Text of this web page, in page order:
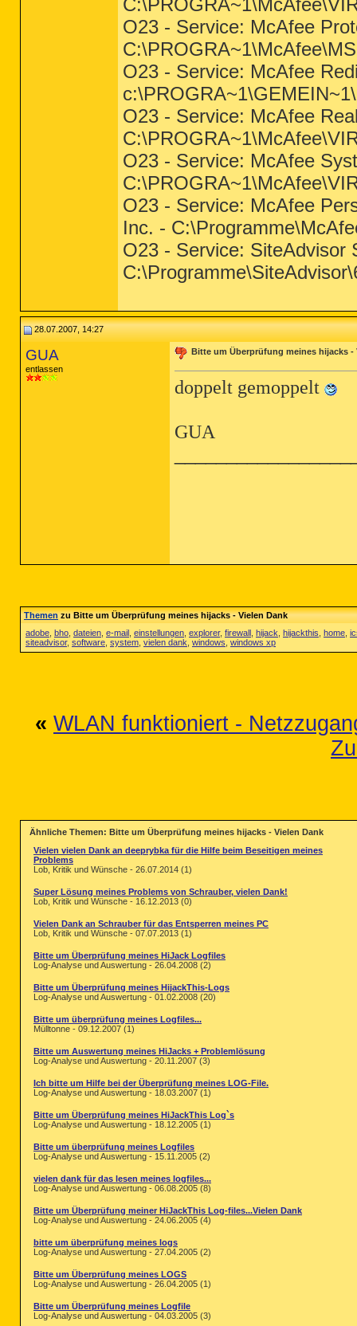
O23 - Service: McAfee
O23 - Service: McAfee
O23 - Service: McAfee
O23 - Service: McAfee
O23 - Service: McAfee
Inc. -
O23 - Service: SiteAdvisor
28.07.2007, 14:27
GUA
entlassen
Bitte um Überprüfung meines hijacks -
doppelt gemoppelt
GUA
Themenzu Bitte um Überprüfung meines hijacks - Vielen Dank
adobe bho dateien e-mail einstellungen explorer, firewall hijack hijackthis home
siteadvisor, software system vielen dank windows windows xp
« WLAN funktioniert -
Ähnliche Themen: Bitte um Überprüfung meines hijacks - Vielen Dank
Vielen vielen Dank an deeprybka für die Hilfe beim Beseitigen meines
Problems
Lob, Kritik und Wünsche - 26.07.2014 (1)
Super Lösung meines Problems von Schrauber, vielen Dank!
Lob, Kritik und Wünsche - 16.12.2013 (0)
Vielen Dank an Schrauber für das Entsperren meines PC
Lob, Kritik und Wünsche - 07.07.2013 (1)
Bitte um Überprüfung meines HiJack Logfiles
Log-Analyse und Auswertung - 26.04.2008 (2)
Bitte um Überprüfung meines HijackThis-Logs
Log-Analyse und Auswertung - 01.02.2008 (20)
Bitte um überprüfung meines Logfiles...
Mülltonne - 09.12.2007 (1)
Bitte um Auswertung meines HiJacks + Problemlösung
Log-Analyse und Auswertung - 20.11.2007 (3)
Ich bitte um Hilfe bei der Überprüfung meines LOG-File.
Log-Analyse und Auswertung - 18.03.2007 (1)
Bitte um Überprüfung meines HiJackThis Log`s
Log-Analyse und Auswertung - 18.12.2005 (1)
Bitte um überprüfung meines Logfiles
Log-Analyse und Auswertung - 15.11.2005 (2)
vielen dank für das lesen meines logfiles...
Log-Analyse und Auswertung - 06.08.2005 (8)
Bitte um Überprüfung meiner HiJackThis Log-files...Vielen Dank
Log-Analyse und Auswertung - 24.06.2005 (4)
bitte um überprüfung meines logs
Log-Analyse und Auswertung - 27.04.2005 (2)
Bitte um Überprüfung meines LOGS
Log-Analyse und Auswertung - 26.04.2005 (1)
Bitte um Überprüfung meines Logfile
Log-Analyse und Auswertung - 04.03.2005 (3)